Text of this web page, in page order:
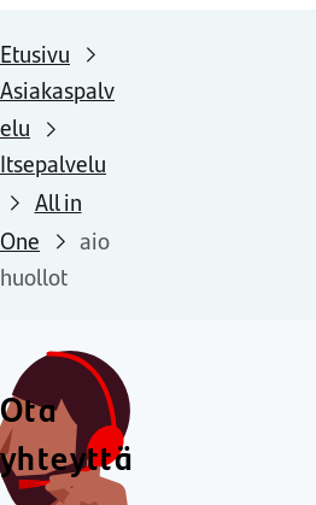
Etusivu
Asiakaspalv
elu
Itsepalvelu
All in
One
aio
huollot
Ota
yhteyttä